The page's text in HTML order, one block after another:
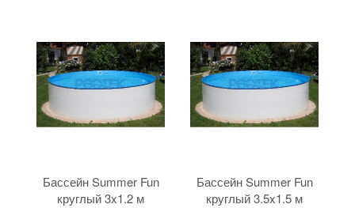
Бассейн Summer Fun
круглый 3x1.2 м
Бассейн Summer Fun
круглый 3.5x1.5 м